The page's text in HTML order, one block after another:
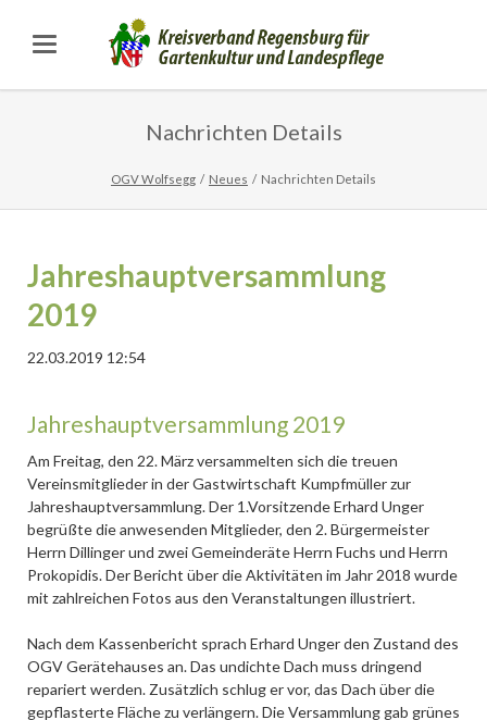
Nachrichten Details
OGV Wolfsegg Neues Nachrichten Details
Jahreshauptversammlung
2019
22.03.2019 12:54
Jahreshauptversammlung 2019
Am Freitag, den 22. März versammelten sich die treuen
Vereinsmitglieder in der Gastwirtschaft Kumpfmüller zur
Jahreshauptversammlung. Der 1.Vorsitzende Erhard Unger
begrüßte die anwesenden Mitglieder, den 2. Bürgermeister
Herrn Dillinger und zwei Gemeinderäte Herrn Fuchs und Herrn
Prokopidis. Der Bericht über die Aktivitäten im Jahr 2018 wurde
mit zahlreichen Fotos aus den Veranstaltungen illustriert.
Nach dem Kassenbericht sprach Erhard Unger den Zustand des
OGV Gerätehauses an. Das undichte Dach muss dringend
repariert werden. Zusätzlich schlug er vor, das Dach über die
gepflasterte Fläche zu verlängern. Die Versammlung gab grünes